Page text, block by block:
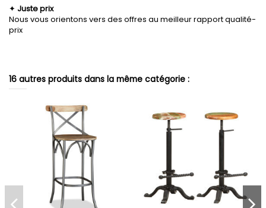
✦ Juste prix
Nous vous orientons vers des offres au meilleur rapport qualité-
prix
16 autres produits dans la même catégorie :